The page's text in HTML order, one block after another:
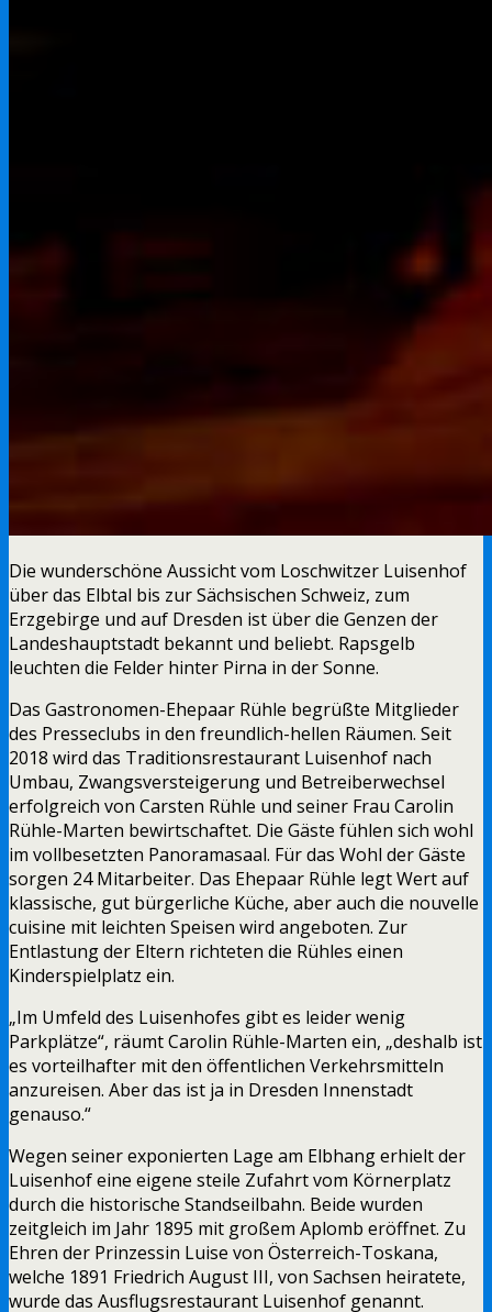
Die wunderschöne Aussicht vom Loschwitzer Luisenhof
über das Elbtal bis zur Sächsischen Schweiz, zum
Erzgebirge und auf Dresden ist über die Genzen der
Landeshauptstadt bekannt und beliebt. Rapsgelb
leuchten die Felder hinter Pirna in der Sonne.
Das Gastronomen-Ehepaar Rühle begrüßte Mitglieder
des Presseclubs in den freundlich-hellen Räumen. Seit
2018 wird das Traditionsrestaurant Luisenhof nach
Umbau, Zwangsversteigerung und Betreiberwechsel
erfolgreich von Carsten Rühle und seiner Frau Carolin
Rühle-Marten bewirtschaftet. Die Gäste fühlen sich wohl
im vollbesetzten Panoramasaal. Für das Wohl der Gäste
sorgen 24 Mitarbeiter. Das Ehepaar Rühle legt Wert auf
klassische, gut bürgerliche Küche, aber auch die nouvelle
cuisine mit leichten Speisen wird angeboten. Zur
Entlastung der Eltern richteten die Rühles einen
Kinderspielplatz ein.
„Im Umfeld des Luisenhofes gibt es leider wenig
Parkplätze“, räumt Carolin Rühle-Marten ein, „deshalb ist
es vorteilhafter mit den öffentlichen Verkehrsmitteln
anzureisen. Aber das ist ja in Dresden Innenstadt
genauso.“
Wegen seiner exponierten Lage am Elbhang erhielt der
Luisenhof eine eigene steile Zufahrt vom Körnerplatz
durch die historische Standseilbahn. Beide wurden
zeitgleich im Jahr 1895 mit großem Aplomb eröffnet. Zu
Ehren der Prinzessin Luise von Österreich-Toskana,
welche 1891 Friedrich August III, von Sachsen heiratete,
wurde das Ausflugsrestaurant Luisenhof genannt.